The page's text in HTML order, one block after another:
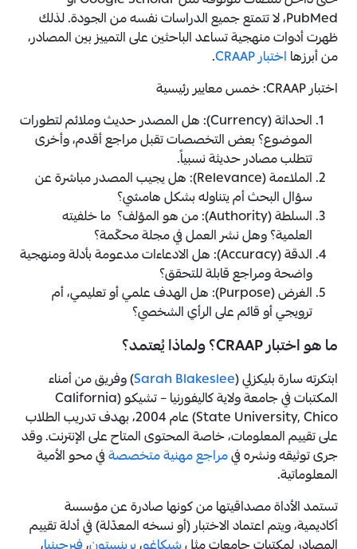
PubMed، لا تتمتع جميع الدراسات نفسه من الجودة. لذلك
ظهرت أدوات منهجية تساعد الباحثين على التمييز بين المصادر،
من أبرزها اختبار CRAAP
.
اختبار CRAAP: خمس معايير رئيسية
الحداثة (Currency): هل المصدر حديث وملائم لتطورات
الموضوع؟ بعض التخصصات تقبل مراجع أقدم، وأخرى
تتطلب مصادر حديثة نسبياً.
الملاءمة (Relevance): هل يجيب المصدر مباشرة عن
سؤال البحث أم يتناوله بشكل هامشي؟
السلطة (Authority): من هو المؤلف؟ ما خلفيته
العلمية؟ وهل نشر العمل في مجلة محكّمة؟
الدقة (Accuracy): هل الادعاءات مدعومة بأدلة ومنهجية
واضحة ومراجع قابلة للتحقق؟
الغرض (Purpose): هل الهدف علمي أو تعليمي، أم
ترويجي أو قائم على الرأي الشخصي؟
ما هو اختبار CRAAP؟ ولماذا يُعتمد؟
ابتكرته سارة بليكزلي (Sarah Blakeslee) وفريق من أمناء
المكتبات في جامعة ولاية كاليفورنيا – تشيكو (California
State University, Chico) عام 2004، بهدف تدريب الطلاب
على تقييم المعلومات، خاصة المحتوى المتاح على الإنترنت.​ وقد
جرى توثيقه ونشره فيمراجع مهنية متخصصةفي محو الأمية
المعلوماتية.
تستمد الأداة مصداقيتها من كونها صادرة عن مؤسسة
أكاديمية، ويتم اعتماد الاختبار (أو نسخه المعدّلة) في أدلة تقييم